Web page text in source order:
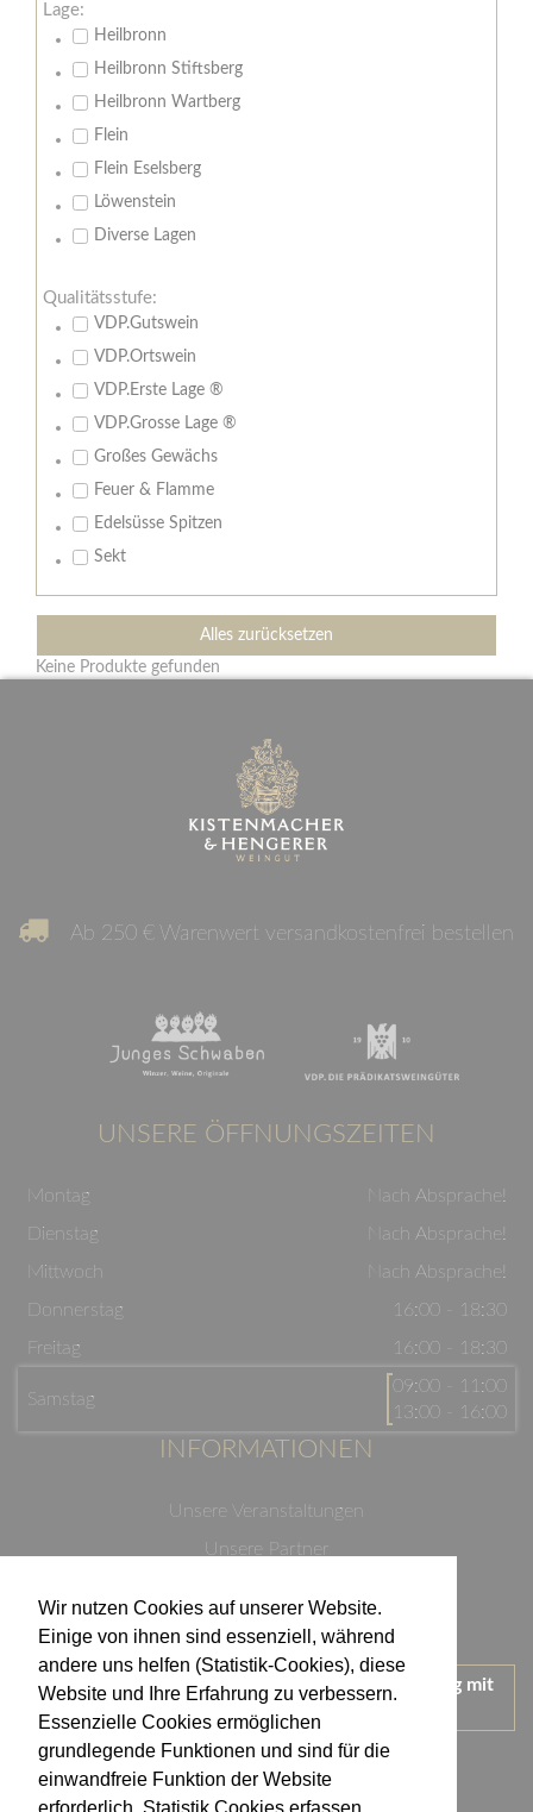
Wir nutzen Cookies auf unserer Website.
Einige von ihnen sind essenziell, während
andere uns helfen (Statistik-Cookies), diese
Website und Ihre Erfahrung zu verbessern.
Essenzielle Cookies ermöglichen
grundlegende Funktionen und sind für die
einwandfreie Funktion der Website
Lage:
Heilbronn
Heilbronn Stiftsberg
Heilbronn Wartberg
Flein
Flein Eselsberg
Löwenstein
Diverse Lagen
Qualitätsstufe:
VDP.Gutswein
VDP.Ortswein
VDP.Erste Lage ®
VDP.Grosse Lage ®
Großes Gewächs
Feuer & Flamme
Edelsüsse Spitzen
Sekt
Alles zurücksetzen
Keine Produkte gefunden
Ab 250 € Warenwert versandkostenfrei bestellen
UNSERE ÖFFNUNGSZEITEN
Montag
Nach Absprache!
Dienstag
Nach Absprache!
Mittwoch
Nach Absprache!
Donnerstag
16:00 - 18:30
Freitag
16:00 - 18:30
Samstag
09:00 - 11:00
13:00 - 16:00
INFORMATIONEN
Unsere Veranstaltungen
Unsere Partner
Impressum
Wir treten für einen verantwortungsvollen Umgang mit
Alkohol ein.
KONTAKT